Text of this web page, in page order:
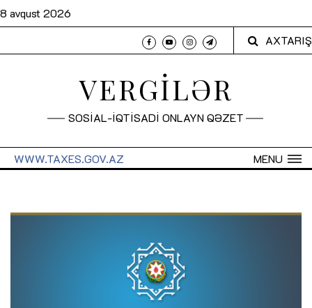
8 avqust 2026
AXTARIŞ
VERGİLƏR
SOSİAL-İQTİSADİ ONLAYN QƏZET
MENU
WWW.TAXES.GOV.AZ